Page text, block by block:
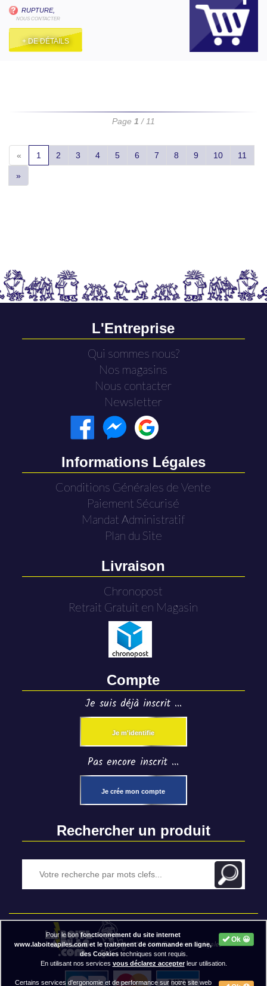
RUPTURE,
NOUS CONTACTER
+ DE DÉTAILS
Page 1 / 11
« 1 2 3 4 5 6 7 8 9 10 11
»
L'Entreprise
Qui sommes nous?
Nos magasins
Nous contacter
Newsletter
Informations Légales
Conditions Générales de Vente
Paiement Sécurisé
Mandat Administratif
Plan du Site
Livraison
Chronopost
Retrait Gratuit en Magasin
Compte
Je suis déjà inscrit ...
Je m'identifie
Pas encore inscrit ...
Je crée mon compte
Rechercher un produit
2020 BAP ⓒ - Mentions légales
Ok 😀
Pour le bonfonctionnement du site internet
www.laboiteapiles.com et le traitement de commande en ligne,
des Cookiestechniques sont requis.
En utilisant nos services vous déclarez accepterleur utilisation.
Certains services d'ergonomie et de performance sur notre site web